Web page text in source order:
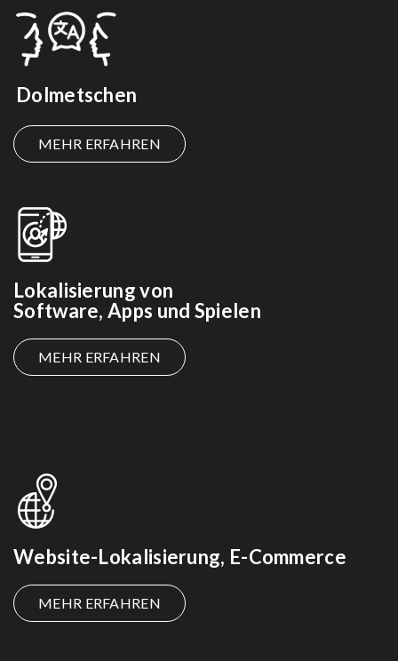
Dolmetschen
MEHR ERFAHREN
Lokalisierung von
Software, Apps und Spielen
MEHR ERFAHREN
Website-Lokalisierung, E-Commerce
MEHR ERFAHREN